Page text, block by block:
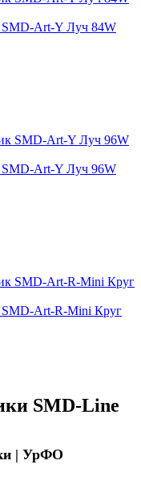
SMD-Art-Y Луч 84W
SMD-Art-Y Луч 96W
SMD-Art-R-Mini Круг
SMD-Line
| УрФО